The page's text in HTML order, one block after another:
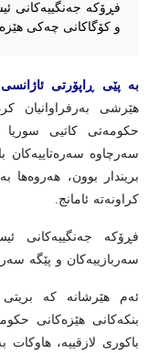
فڕۆکە جەنگییەکانی
و کۆگاکانی چەکی
بە پێی ڕاپۆرتی
هێرشی بەرفراوانیان
حکومەتی کاتیی
سەرچاوە
بریندار بوون، هەروەها
کراونەتە ئامانج.
فڕۆکە جەنگییەکانی
سەربازییەکان و پێگە
ئەم هێرشانە کە
بنکەکانی هێزەکانی
باکوری لازقییە، هاوکات